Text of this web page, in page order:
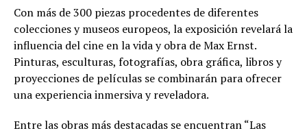
Con más de 300 piezas procedentes de diferentes
colecciones y museos europeos, la exposición revelará la
influencia del cine en la vida y obra de Max Ernst.
Pinturas, esculturas, fotografías, obra gráfica, libros y
proyecciones de películas se combinarán para ofrecer
una experiencia inmersiva y reveladora.
Entre las obras más destacadas se encuentran “Las